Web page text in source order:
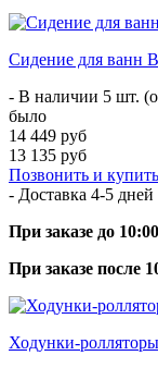
Сидение для ванн
- В наличии 5 шт.
было
14 449 руб
13 135 руб
Позвонить и купить
- Доставка 4-5 дней
При заказе до 10:00
При заказе после
Ходунки-